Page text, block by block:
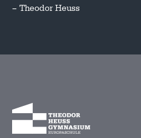
– Theodor Heuss